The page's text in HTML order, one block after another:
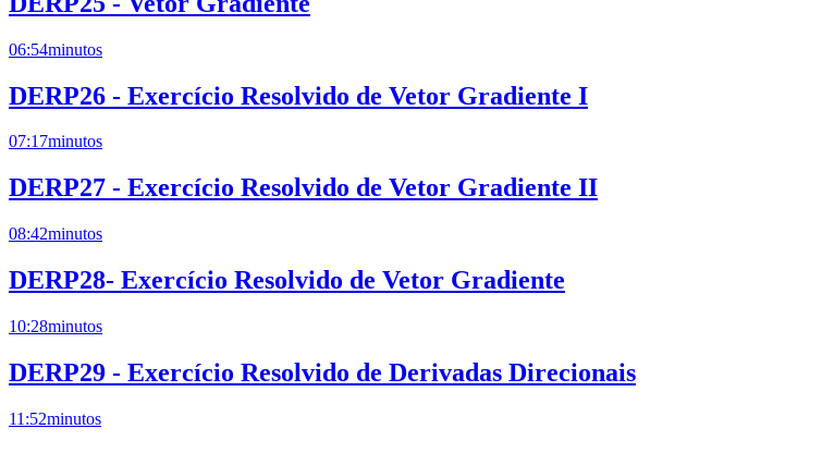
06:54minutos
DERP26 - Exercício Resolvido de Vetor Gradiente I
07:17minutos
DERP27 - Exercício Resolvido de Vetor Gradiente II
08:42minutos
DERP28- Exercício Resolvido de Vetor Gradiente
10:28minutos
DERP29 - Exercício Resolvido de Derivadas Direcionais
11:52minutos